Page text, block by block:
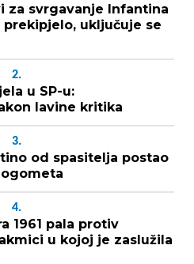
za svrgavanje Infantina
prekipjelo, uključuje se
2.
u SP-u:
lavine kritika
3.
od spasitelja postao
4.
1961 pala protiv
u kojoj je zaslužila